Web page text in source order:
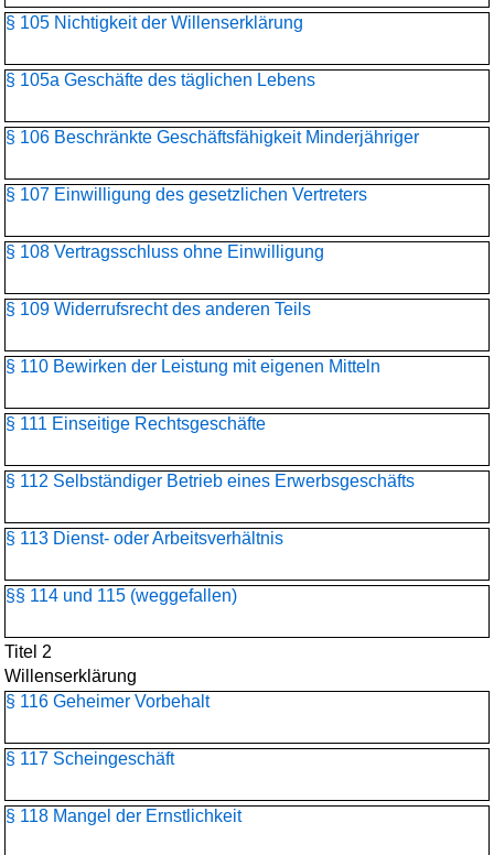
§ 105 Nichtigkeit der Willenserklärung
§ 105a Geschäfte des täglichen Lebens
§ 106 Beschränkte Geschäftsfähigkeit Minderjähriger
§ 107 Einwilligung des gesetzlichen Vertreters
§ 108 Vertragsschluss ohne Einwilligung
§ 109 Widerrufsrecht des anderen Teils
§ 110 Bewirken der Leistung mit eigenen Mitteln
§ 111 Einseitige Rechtsgeschäfte
§ 112 Selbständiger Betrieb eines Erwerbsgeschäfts
§ 113 Dienst- oder Arbeitsverhältnis
§§ 114 und 115 (weggefallen)
Titel 2
Willenserklärung
§ 116 Geheimer Vorbehalt
§ 117 Scheingeschäft
§ 118 Mangel der Ernstlichkeit